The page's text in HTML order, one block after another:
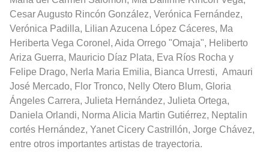
Cesar Augusto Rincón González, Verónica Fernández,
Verónica Padilla, Lilian Azucena López Cáceres, Ma
Heriberta Vega Coronel, Aida Orrego "Omaja", Heliberto
Ariza Guerra, Mauricio Díaz Plata, Eva Ríos Rocha y
Felipe Drago, Nerla Maria Emilia, Bianca Urresti, Amauri
José Mercado, Flor Tronco, Nelly Otero Blum, Gloria
Ángeles Carrera, Julieta Hernández, Julieta Ortega,
Daniela Orlandi, Norma Alicia Martin Gutiérrez, Neptalin
cortés Hernández, Yanet Cicery Castrillón, Jorge Chávez,
entre otros importantes artistas de trayectoria.